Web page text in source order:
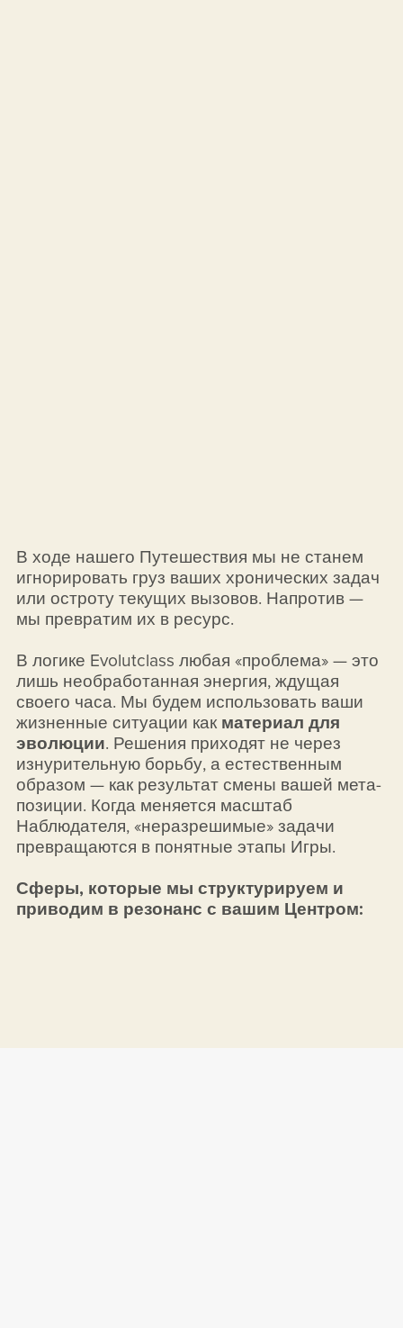
В ходе нашего Путешествия мы не станем
игнорировать груз ваших хронических задач
или остроту текущих вызовов. Напротив —
мы превратим их в ресурс.
В логике Evolutclass любая «проблема» — это
лишь необработанная энергия, ждущая
своего часа. Мы будем использовать ваши
жизненные ситуации как материал для
эволюции. Решения приходят не через
изнурительную борьбу, а естественным
образом — как результат смены вашей мета-
позиции. Когда меняется масштаб
Наблюдателя, «неразрешимые» задачи
превращаются в понятные этапы Игры.
Сферы, которые мы структурируем и
приводим в резонанс с вашим Центром: